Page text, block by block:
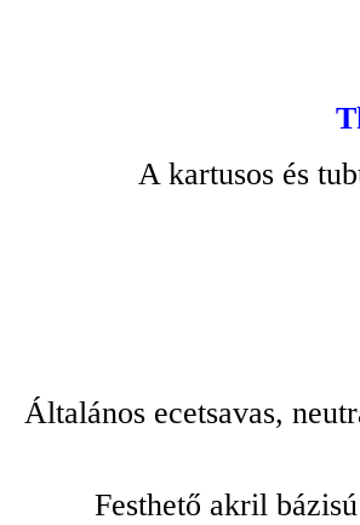
A kartusos és
Általános ecetsavas,
Festhető akril